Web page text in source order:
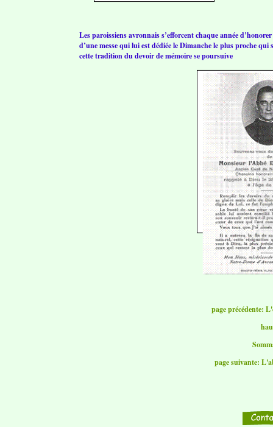
Les paroissiens avronnais s’efforcent chaque année
d’une messe qui lui est dédiée le Dimanche le plus proche
cette tradition du devoir de mémoire se poursuive
page précédente:
page suivante: